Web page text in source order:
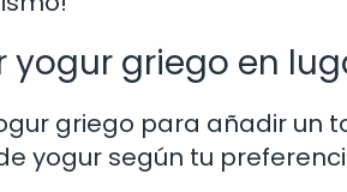
yogur griego en
griego para añadir
yogur según tu